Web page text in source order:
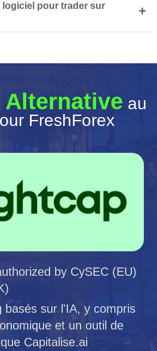
logiciel pour trader sur
+
Alternative au
FreshForex
by CySEC (EU)
basés sur l'IA, y compris
et un outil de
Capitalise.ai